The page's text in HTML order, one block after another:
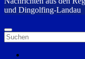
und Dingolfing-Landau